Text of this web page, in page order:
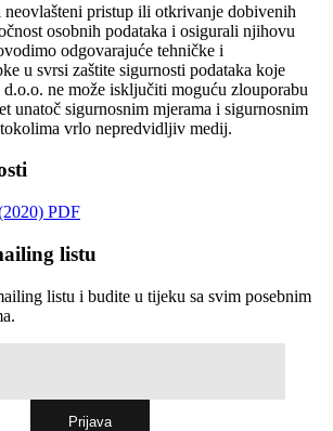
pristup ili otkrivanje dobivenih
osobnih podataka i osigurali njihovu
odgovarajuće tehničke i
u svrsi zaštite sigurnosti podataka koje
ne može isključiti moguću zlouporabu
unatoč sigurnosnim mjerama i sigurnosnim
vrlo nepredvidljiv medij.
PDF
listu
listu i budite u tijeku sa svim posebnim